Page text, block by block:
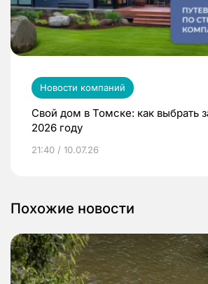
Новости компаний
Свой дом в Томске: как выбрать
2026 году
21:40 / 10.07.26
Похожие новости